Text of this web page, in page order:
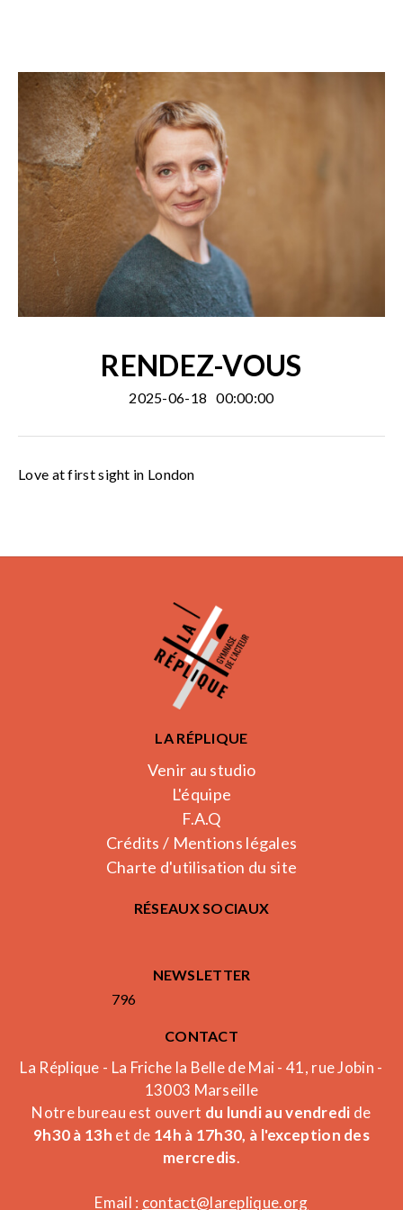
RENDEZ-VOUS
2025-06-18 00:00:00
Love at first sight in London
LA RÉPLIQUE
Venir au studio
L'équipe
F.A.Q
Crédits / Mentions légales
Charte d'utilisation du site
RÉSEAUX SOCIAUX
NEWSLETTER
796
CONTACT
La Réplique - La Friche la Belle de Mai - 41, rue Jobin -
13003 Marseille
Notre bureau est ouvert du lundi au vendredi de
9h30 à 13h et de 14h à 17h30, à l'exception des
mercredis.
Email : contact@lareplique.org